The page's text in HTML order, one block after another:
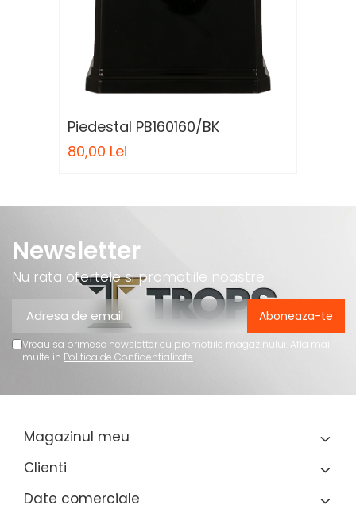
Piedestal PB160160/BK
80,00 Lei
Newsletter
Nu rata ofertele si promotiile noastre
Vreau sa primesc newsletter cu promotiile magazinului. Afla mai
multe in Politica de Confidentialitate
Magazinul meu
Clienti
Date comerciale